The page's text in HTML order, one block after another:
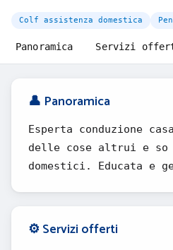
Colf assistenza domestica
Panoramica Servizi
👤 Panoramica
Esperta conduzione
delle cose altrui e so
domestici. Educata e
⚙️ Servizi offerti